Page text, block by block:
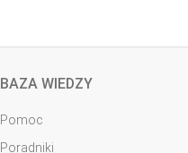
BAZA WIEDZY
Pomoc
Poradniki